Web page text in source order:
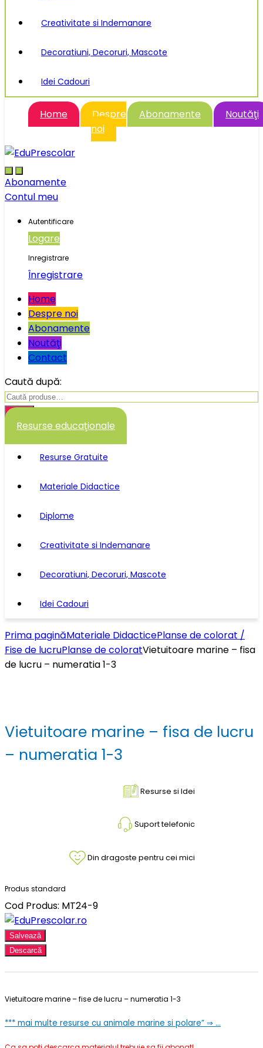
Creativitate si Indemanare
Decoratiuni, Decoruri, Mascote
Idei Cadouri
Home
Despre
noi
Abonamente Noutăţi
Abonamente
Contul meu
Autentificare
Logare
Inregistrare
Înregistrare
Home
Despre noi
Abonamente
Noutăţi
Contact
Caută după:
Caută
Resurse educaţionale
Resurse Gratuite
Materiale Didactice
Diplome
Creativitate si Indemanare
Decoratiuni, Decoruri, Mascote
Idei Cadouri
Prima paginăMateriale DidacticePlanse de colorat /
Fise de lucruPlanse de coloratVietuitoare marine – fisa
de lucru – numeratia 1-3
Vietuitoare marine – fisa de lucru
– numeratia 1-3
Resurse si Idei
Suport telefonic
Din dragoste pentru cei mici
Produs standard
Cod Produs: MT24-9
Salvează
Descarcă
Vietuitoare marine – fise de lucru – numeratia 1-3
*** mai multe resurse cu animale marine si polare” ⇒ …